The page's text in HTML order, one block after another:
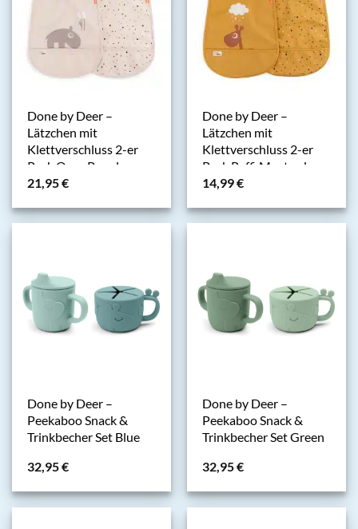
Done by Deer –
Lätzchen mit
Klettverschluss 2-er
Pack Ozzo Powder
21,95€
Done by Deer –
Lätzchen mit
Klettverschluss 2-er
Pack Raffi Mustard
14,99€
Done by Deer –
Peekaboo Snack &
Trinkbecher Set Blue
32,95€
Done by Deer –
Peekaboo Snack &
Trinkbecher Set Green
32,95€